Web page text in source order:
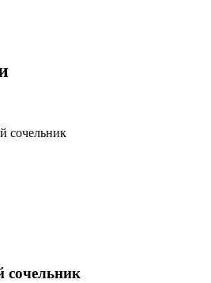
сочельник
сочельник